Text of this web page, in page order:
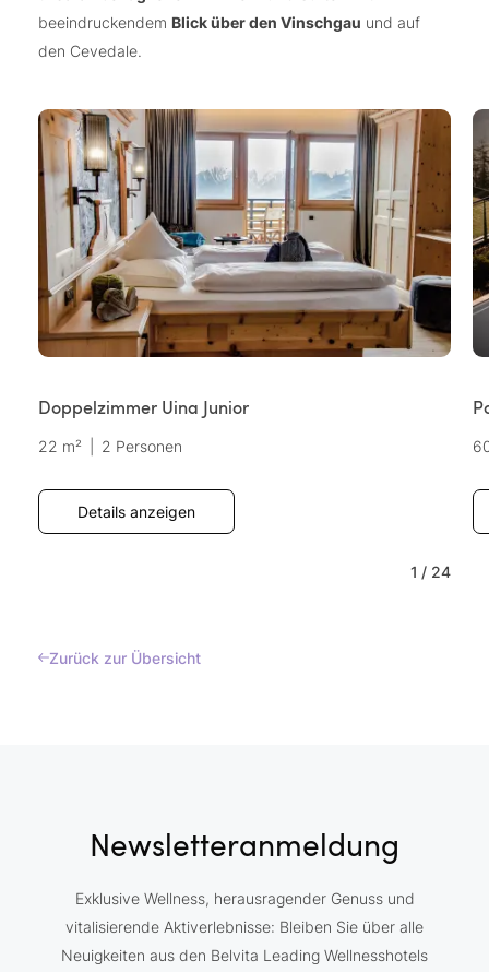
beeindruckendem Blick über den Vinschgau und auf
den Cevedale.
Doppelzimmer Uina Junior
22 m² 2 Personen
Details anzeigen
1 / 24
Zurück zur Übersicht
Newsletteranmeldung
Exklusive Wellness, herausragender Genuss und
vitalisierende Aktiverlebnisse: Bleiben Sie über alle
Neuigkeiten aus den Belvita Leading Wellnesshotels